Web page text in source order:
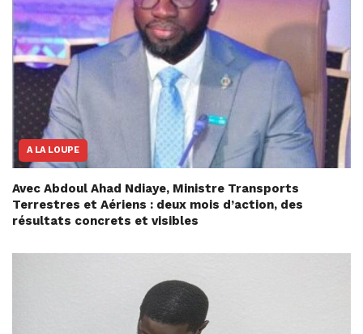
A LA LOUPE
Avec Abdoul Ahad Ndiaye, Ministre Transports
Terrestres et Aériens : deux mois d’action, des
résultats concrets et visibles